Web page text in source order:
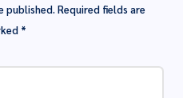
published. Required fields are
*